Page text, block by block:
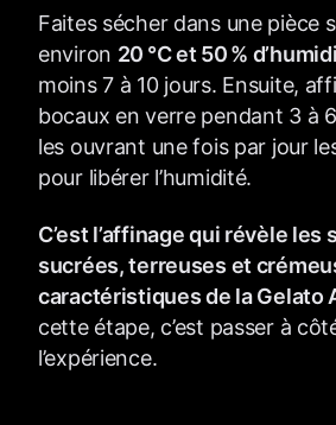
Faites sécher dans une pièce
environ 20 °C et 50 %
moins 7 à 10 jours. Ensuite,
bocaux en verre pendant 3 à
les ouvrant une fois par jour
pour libérer l’humidité.
C’est l’affinage qui révèle les
sucrées, terreuses et
caractéristiques de la Gelato
cette étape, c’est passer à
l’expérience.